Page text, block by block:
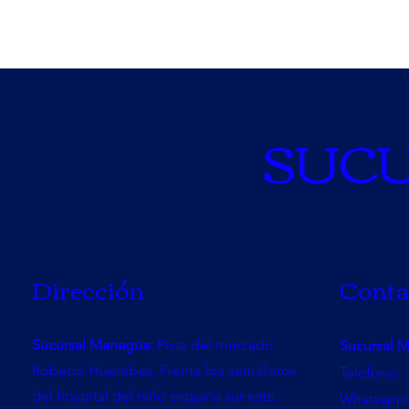
Dirección
Sucursal Managua: Pista del mercado
Roberto Huembes, Frente los semáforos
del hospital del niño esquina sur-este.
Sucursal
Telefono: